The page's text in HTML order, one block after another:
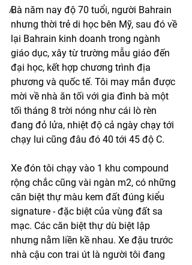
AI
Bà năm nay độ 70 tuổi, người Bahrain
nhưng thời trẻ di học bên Mỹ, sau đó về
lại Bahrain kinh doanh trong ngành
giáo dục, xây từ trường mẫu giáo đến
đại học, kết hợp chương trình địa
phương và quốc tế. Tôi may mắn được
mời về nhà ăn tối với gia đình bà một
tối tháng 8 trời nóng như cái lò rèn
đang đỏ lửa, nhiệt độ cả ngày chạy tới
chạy lui cũng đâu đó 40 tới 45 độ C.
Xe đón tôi chạy vào 1 khu compound
rộng chắc cũng vài ngàn m2, có những
căn biệt thự màu kem đất đúng kiểu
signature - đặc biệt của vùng đất sa
mạc. Các căn biệt thự dù biệt lập
nhưng nằm liền kề nhau. Xe đậu trước
nhà cậu con trai út là người tôi đang